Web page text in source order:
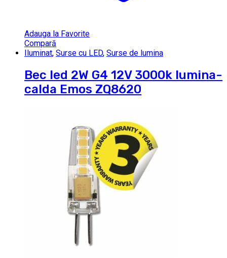
Adauga la Favorite
Compară
Iluminat, Surse cu LED, Surse de lumina
Bec led 2W G4 12V 3000k lumina-
calda Emos ZQ8620